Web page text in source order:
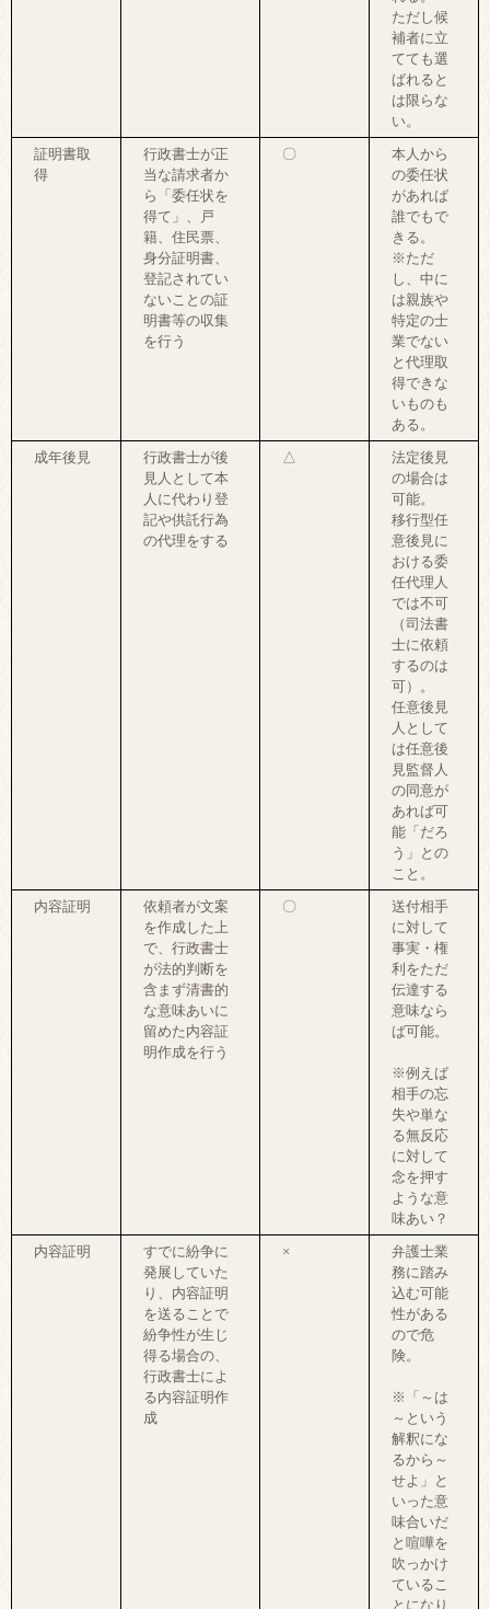
ただし候
補者に立
てても選
ばれると
は限らな
い。
証明書取
得
行政書士が正
当な請求者か
ら「委任状を
得て」、戸
籍、住民票、
身分証明書、
登記されてい
ないことの証
明書等の収集
を行う
〇
本人から
の委任状
があれば
誰でもで
きる。
※ただ
し、中に
は親族や
特定の士
業でない
と代理取
得できな
いものも
ある。
成年後見
行政書士が後
見人として本
人に代わり登
記や供託行為
の代理をする
△
法定後見
の場合は
可能。
移行型任
意後見に
おける委
任代理人
では不可
（司法書
士に依頼
するのは
可）。
任意後見
人として
は任意後
見監督人
の同意が
あれば可
能「だろ
う」との
こと。
内容証明
依頼者が文案
を作成した上
で、行政書士
が法的判断を
含まず清書的
な意味あいに
留めた内容証
明作成を行う
〇
送付相手
に対して
事実・権
利をただ
伝達する
意味なら
ば可能。
※例えば
相手の忘
失や単な
る無反応
に対して
念を押す
ような意
味あい？
内容証明
すでに紛争に
発展していた
り、内容証明
を送ることで
紛争性が生じ
得る場合の、
行政書士によ
る内容証明作
成
×
弁護士業
務に踏み
込む可能
性がある
ので危
険。
※「～は
～という
解釈にな
るから～
せよ」と
いった意
味合いだ
と喧嘩を
吹っかけ
ているこ
とになり